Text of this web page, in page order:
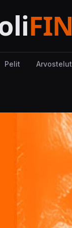
Pelit Arvostelut